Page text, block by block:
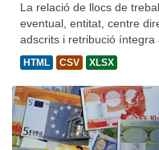
La relació de llocs de
eventual, entitat, centre
adscrits i retribució íntegra
HTML CSV XLSX